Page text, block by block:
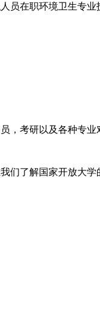
员在职环境卫生专
，考研以及各种专
们了解国家开放大